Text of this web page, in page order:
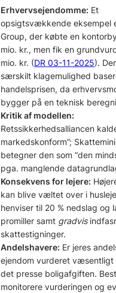
Erhvervsejendomme: Et
opsigtsvækkende eksempel
Group, der købte en
mio. kr., men fik en
mio. kr. (DR 03-11-2025).
særskilt klagemulighed
handelsprisen, da
bygger på en teknisk
Kritik af modellen:
Retssikkerhedsalliancen
markedskonform”;
betegner den som “den
pga. manglende
Konsekvens for lejere:
kan blive væltet over i
henviser til 20 % nedslag og
promiller samt gradvis
skattestigninger.
Andelshavere: Er jeres
ejendom vurderet væsentligt
det presse boligafgiften.
monitorere vurderingen og